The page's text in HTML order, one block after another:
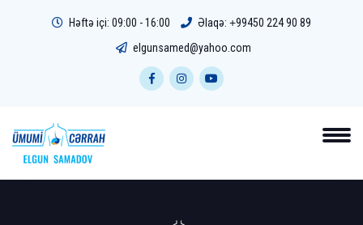
Həftə içi: 09:00 - 16:00 Əlaqə: +99450 224 90 89
elgunsamed@yahoo.com